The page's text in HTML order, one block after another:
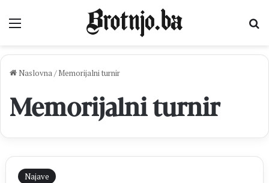
Naslovna/ Memorijalni turnir
Memorijalni turnir
Najave